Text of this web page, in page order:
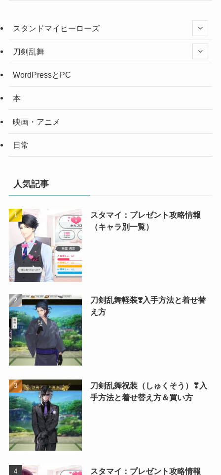
スタンドマイヒーローズ
刀剣乱舞
WordPressとPC
本
映画・アニメ
日常
人気記事
スタマイ：プレゼント攻略情報
（キャラ別一覧）
刀剣乱舞軽装❣️入手方法と着せ替
え方
刀剣乱舞祝装（しゅくそう）❣入
手方法と着せ替え方＆買い方
スタマイ：プレゼント攻略情報